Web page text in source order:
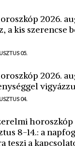
2026.
a kis szerencse
05.
2026.
04.
horoszkóp
8-14.: a
teszi a